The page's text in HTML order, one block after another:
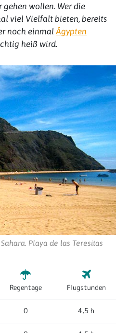
wollen. Wer die
viel Vielfalt bieten, bereits
noch einmalÄgypten
heiß wird.
Playa de las Teresitas
Regentage Flugstunden
0 4,5 h